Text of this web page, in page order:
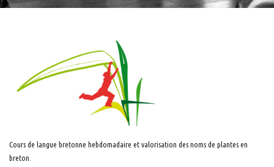
Cours de langue bretonne hebdomadaire et valorisation des noms de plantes en
breton.